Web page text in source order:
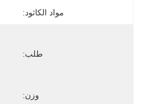
مواد الكاثود:
طلب:
وزن: